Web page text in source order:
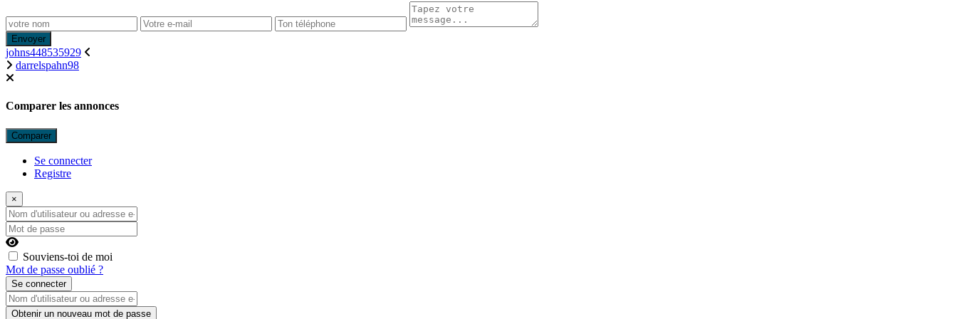
Envoyer
johns448535929
darrelspahn98
Comparer les annonces
Comparer
Se connecter
Registre
×
Nom d'utilisateur ou adresse e-mail
Mot de passe
Souviens-toi de moi
Mot de passe oublié ?
Se connecter
Nom d'utilisateur ou adresse e-mail
Obtenir un nouveau mot de passe